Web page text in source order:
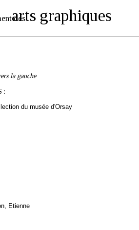
des
arts graphiques
la gauche
:
du musée d'Orsay
Etienne